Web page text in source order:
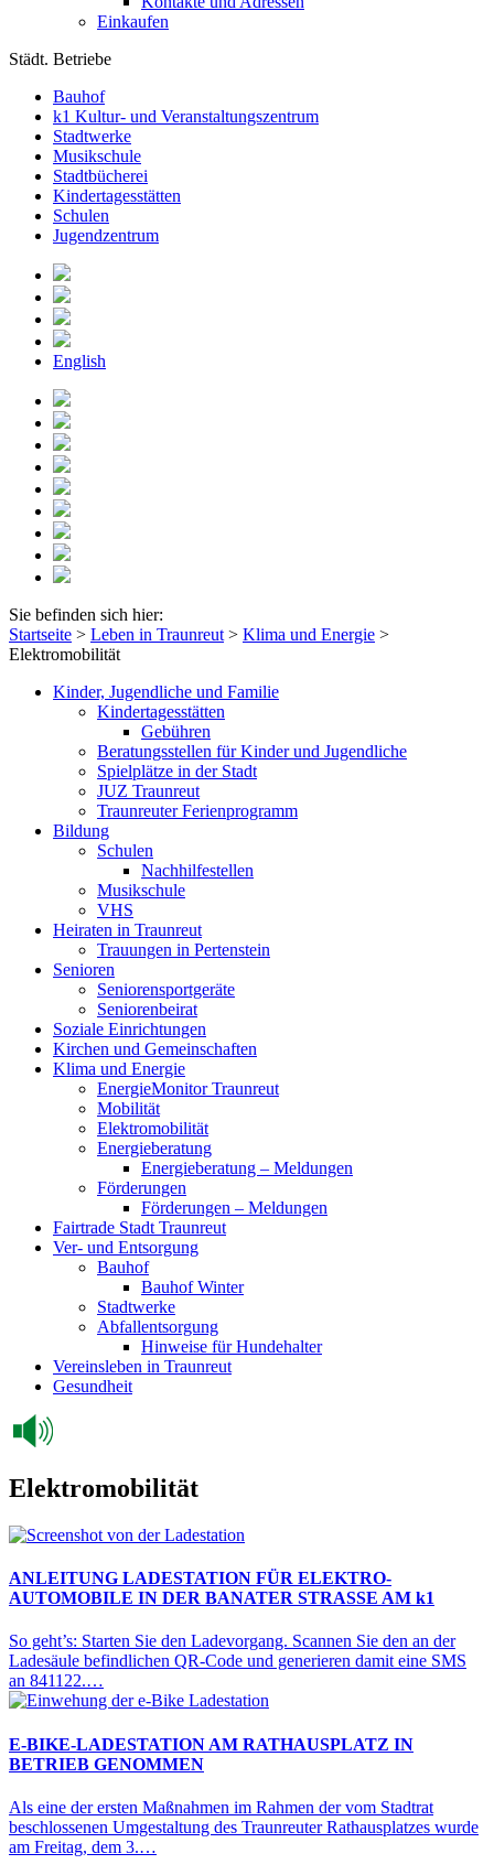
Einkaufen
Städt. Betriebe
Bauhof
k1 Kultur- und Veranstaltungszentrum
Stadtwerke
Musikschule
Stadtbücherei
Kindertagesstätten
Schulen
Jugendzentrum
English
Sie befinden sich hier:
Startseite > Leben in Traunreut > Klima und Energie >
Elektromobilität
Kinder, Jugendliche und Familie
Kindertagesstätten
Gebühren
Beratungsstellen für Kinder und Jugendliche
Spielplätze in der Stadt
JUZ Traunreut
Traunreuter Ferienprogramm
Bildung
Schulen
Nachhilfestellen
Musikschule
VHS
Heiraten in Traunreut
Trauungen in Pertenstein
Senioren
Seniorensportgeräte
Seniorenbeirat
Soziale Einrichtungen
Kirchen und Gemeinschaften
Klima und Energie
EnergieMonitor Traunreut
Mobilität
Elektromobilität
Energieberatung
Energieberatung – Meldungen
Förderungen
Förderungen – Meldungen
Fairtrade Stadt Traunreut
Ver- und Entsorgung
Bauhof
Bauhof Winter
Stadtwerke
Abfallentsorgung
Hinweise für Hundehalter
Vereinsleben in Traunreut
Gesundheit
Elektromobilität
ANLEITUNG LADESTATION FÜR ELEKTRO-
AUTOMOBILE IN DER BANATER STRASSE AM k1
So geht’s: Starten Sie den Ladevorgang. Scannen Sie den an der
Ladesäule befindlichen QR-Code und generieren damit eine SMS
an 841122.…
E-BIKE-LADESTATION AM RATHAUSPLATZ IN
BETRIEB GENOMMEN
Als eine der ersten Maßnahmen im Rahmen der vom Stadtrat
beschlossenen Umgestaltung des Traunreuter Rathausplatzes wurde
am Freitag, dem 3.…